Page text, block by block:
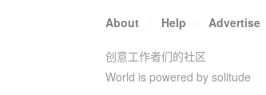
About · Help · Advertise
创意工作者们的社区
World is powered by solitude